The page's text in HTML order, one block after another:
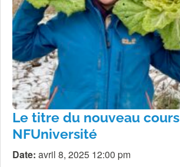
Le titre du nouveau cours
NFUniversité
Date: avril 8, 2025 12:00 pm